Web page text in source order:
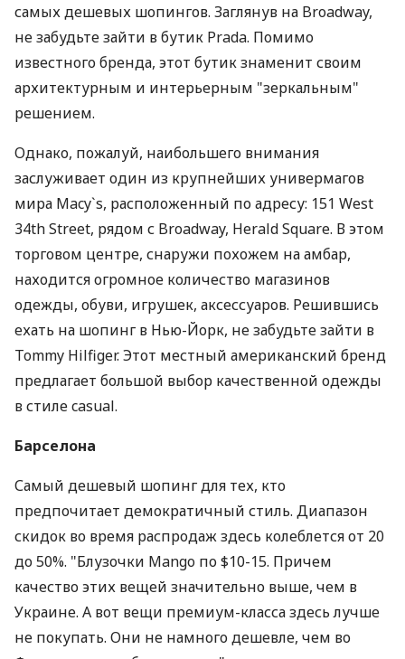
самых дешевых шопингов. Заглянув на Broadway,
не забудьте зайти в бутик Prada. Помимо
известного бренда, этот бутик знаменит своим
архитектурным и интерьерным "зеркальным"
решением.
Однако, пожалуй, наибольшего внимания
заслуживает один из крупнейших универмагов
мира Macy`s, расположенный по адресу: 151 West
34th Street, рядом с Broadway, Herald Square. В этом
торговом центре, снаружи похожем на амбар,
находится огромное количество магазинов
одежды, обуви, игрушек, аксессуаров. Решившись
ехать на шопинг в Нью-Йорк, не забудьте зайти в
Tommy Hilfiger. Этот местный американский бренд
предлагает большой выбор качественной одежды
в стиле casual.
Барселона
Самый дешевый шопинг для тех, кто
предпочитает демократичный стиль. Диапазон
скидок во время распродаж здесь колеблется от 20
до 50%. "Блузочки Mango по $10-15. Причем
качество этих вещей значительно выше, чем в
Украине. А вот вещи премиум-класса здесь лучше
не покупать. Они не намного дешевле, чем во